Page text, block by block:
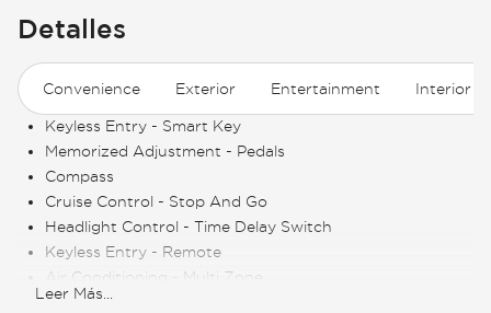
Detalles
Convenience Exterior Entertainment Interior
Keyless Entry - Smart Key
Memorized Adjustment - Pedals
Compass
Cruise Control - Stop And Go
Headlight Control - Time Delay Switch
Keyless Entry - Remote
Air Conditioning - Multi Zone
Cruise Control - Speed Limiter
Leer Más...